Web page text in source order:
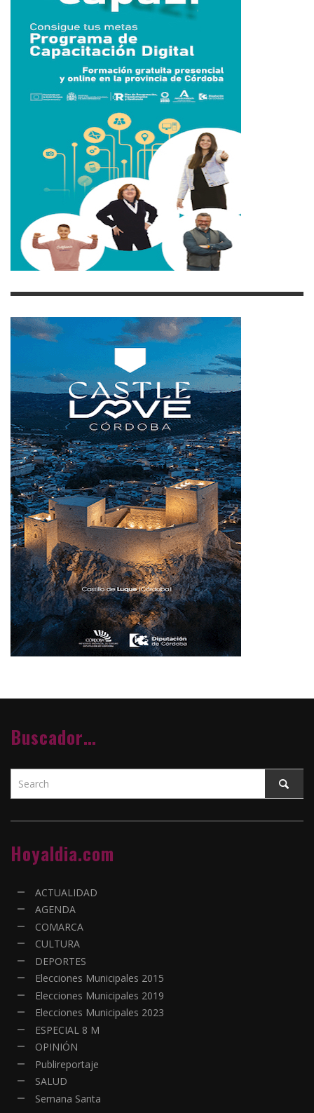
Buscador…
Hoyaldia.com
ACTUALIDAD
AGENDA
COMARCA
CULTURA
DEPORTES
Elecciones Municipales 2015
Elecciones Municipales 2019
Elecciones Municipales 2023
ESPECIAL 8 M
OPINIÓN
Publireportaje
SALUD
Semana Santa